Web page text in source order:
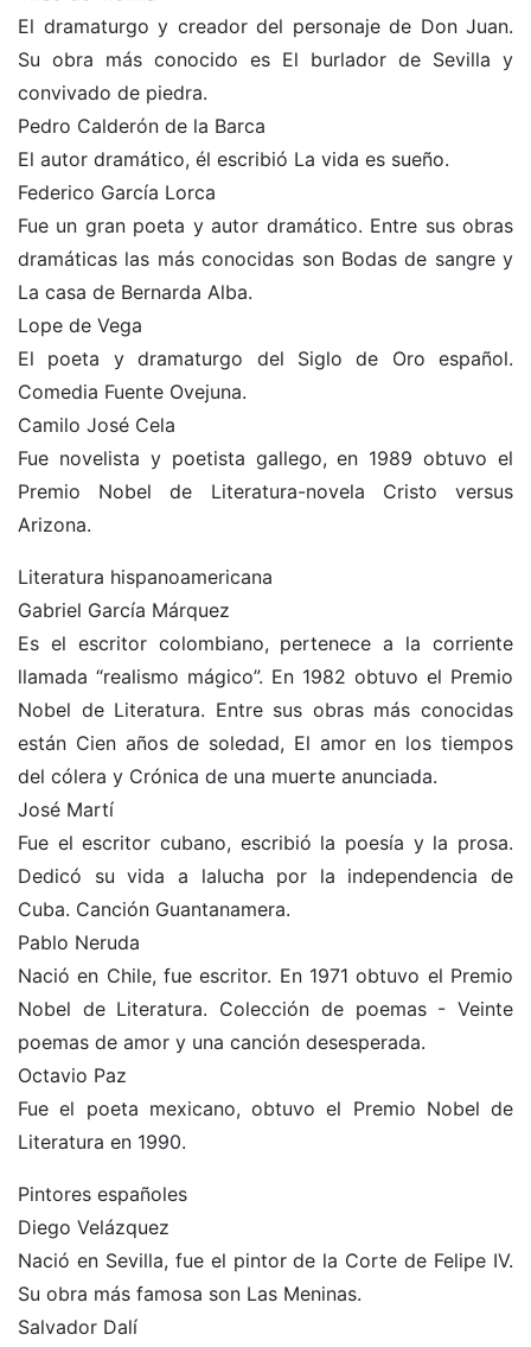
El dramaturgo y creador del personaje de Don Juan.
Su obra más conocido es El burlador de Sevilla y
convivado de piedra.
Pedro Calderón de la Barca
El autor dramático, él escribió La vida es sueño.
Federico García Lorca
Fue un gran poeta y autor dramático. Entre sus obras
dramáticas las más conocidas son Bodas de sangre y
La casa de Bernarda Alba.
Lope de Vega
El poeta y dramaturgo del Siglo de Oro español.
Comedia Fuente Ovejuna.
Camilo José Cela
Fue novelista y poetista gallego, en 1989 obtuvo el
Premio Nobel de Literatura-novela Cristo versus
Arizona.
Literatura hispanoamericana
Gabriel García Márquez
Es el escritor colombiano, pertenece a la corriente
llamada “realismo mágico”. En 1982 obtuvo el Premio
Nobel de Literatura. Entre sus obras más conocidas
están Cien años de soledad, El amor en los tiempos
del cólera y Crónica de una muerte anunciada.
José Martí
Fue el escritor cubano, escribió la poesía y la prosa.
Dedicó su vida a lalucha por la independencia de
Cuba. Canción Guantanamera.
Pablo Neruda
Nació en Chile, fue escritor. En 1971 obtuvo el Premio
Nobel de Literatura. Colección de poemas - Veinte
poemas de amor y una canción desesperada.
Octavio Paz
Fue el poeta mexicano, obtuvo el Premio Nobel de
Literatura en 1990.
Pintores españoles
Diego Velázquez
Nació en Sevilla, fue el pintor de la Corte de Felipe IV.
Su obra más famosa son Las Meninas.
Salvador Dalí